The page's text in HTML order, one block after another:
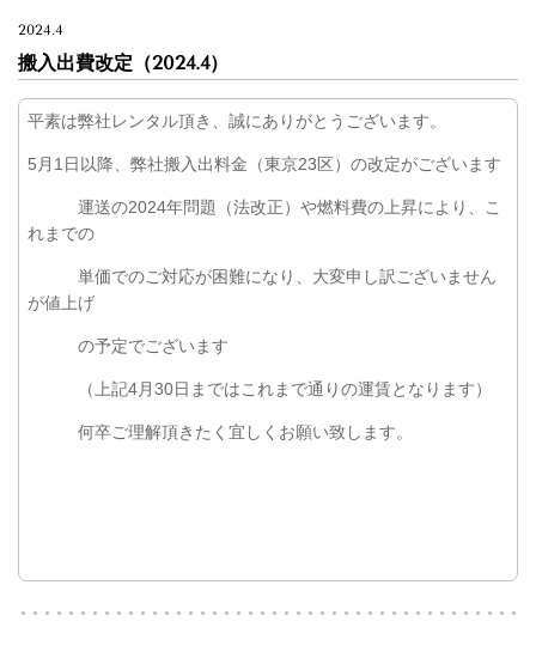
2024.4
搬入出費改定（2024.4）
平素は弊社レンタル頂き、誠にありがとうございます。
5月1日以降、弊社搬入出料金（東京23区）の改定がございます
運送の2024年問題（法改正）や燃料費の上昇により、こ
れまでの
単価でのご対応が困難になり、大変申し訳ございません
が値上げ
の予定でございます
（上記4月30日まではこれまで通りの運賃となります）
何卒ご理解頂きたく宜しくお願い致します。